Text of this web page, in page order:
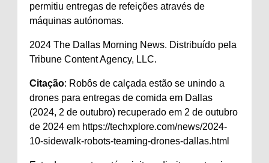
permitiu entregas de refeições através de
máquinas autónomas.
2024 The Dallas Morning News. Distribuído pela
Tribune Content Agency, LLC.
Citação: Robôs de calçada estão se unindo a
drones para entregas de comida em Dallas
(2024, 2 de outubro) recuperado em 2 de outubro
de 2024 em https://techxplore.com/news/2024-
10-sidewalk-robots-teaming-drones-dallas.html